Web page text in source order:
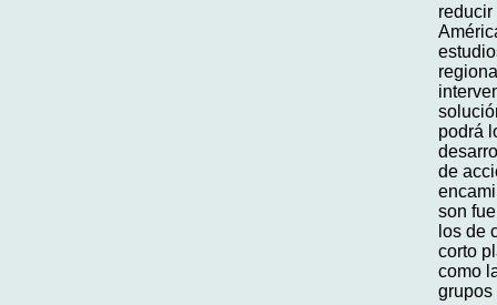
podrá
de
son
los de
corto
como
grupos